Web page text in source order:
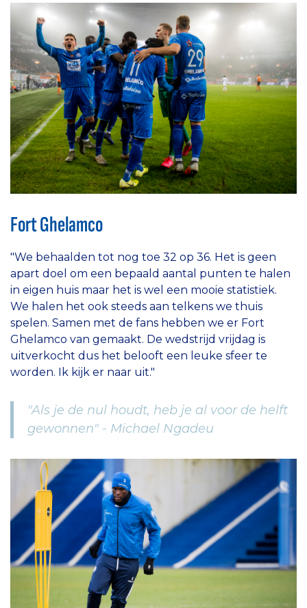
Fort Ghelamco
"We behaalden tot nog toe 32 op 36. Het is geen
apart doel om een bepaald aantal punten te halen
in eigen huis maar het is wel een mooie statistiek.
We halen het ook steeds aan telkens we thuis
spelen. Samen met de fans hebben we er Fort
Ghelamco van gemaakt. De wedstrijd vrijdag is
uitverkocht dus het belooft een leuke sfeer te
worden. Ik kijk er naar uit."
"Als je de nul houdt, heb je al voor de helft
gewonnen" - Michael Ngadeu